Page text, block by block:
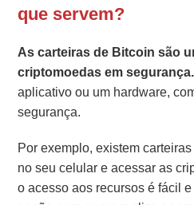
que servem?
As carteiras de Bitcoin são
criptomoedas em segurança.
aplicativo ou um hardware,
segurança.
Por exemplo, existem
no seu celular e acessar as
o acesso aos recursos é fácil